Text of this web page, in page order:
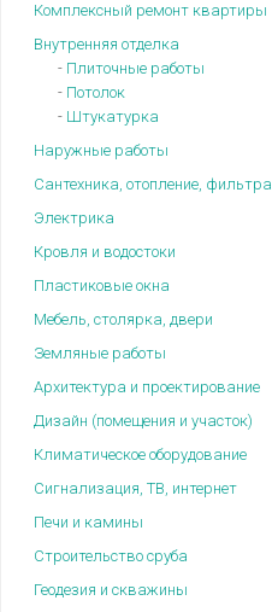
Комплексный ремонт квартиры
Внутренняя отделка
- Плиточные работы
- Потолок
- Штукатурка
Наружные работы
Сантехника, отопление, фильтра
Электрика
Кровля и водостоки
Пластиковые окна
Мебель, столярка, двери
Земляные работы
Архитектура и проектирование
Дизайн (помещения и участок)
Климатическое оборудование
Сигнализация, ТВ, интернет
Печи и камины
Строительство сруба
Геодезия и скважины